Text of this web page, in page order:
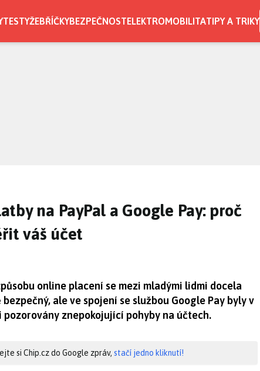
TESTYŽEBŘÍČKYBEZPEČNOSTELEKTROMOBILITATIPY A TRIKY
na PayPal a Google Pay: proč
váš účet
online placení se mezi mladými lidmi docela
ale ve spojení se službou Google Pay byly v
znepokojující pohyby na účtech.
si Chip.cz do Google zpráv, stačí jedno kliknutí!